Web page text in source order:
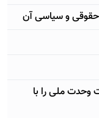
حقوقی و سیاسی آن
وحدت ملی را با